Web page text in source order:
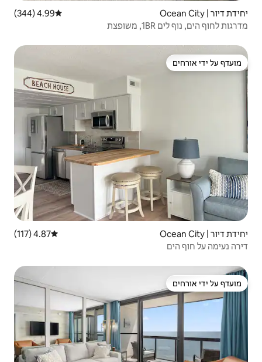
דירוג ממוצע של 4.99 מתוך 5, 344 ביקורות
4.99 (344)
דירוג ממוצע של 4.87 מתוך 5, 117 ביקורות
4.87 (117)